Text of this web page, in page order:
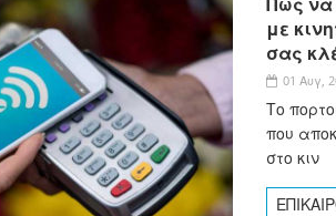
με
σας
01 Αυγ,
Το
που
στο κιν